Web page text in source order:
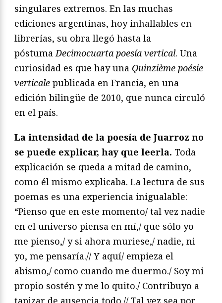
singulares extremos. En las muchas
ediciones argentinas, hoy inhallables en
librerías, su obra llegó hasta la
póstuma Decimocuarta poesía vertical. Una
curiosidad es que hay una Quinzième poésie
verticale publicada en Francia, en una
edición bilingüe de 2010, que nunca circuló
en el país.
La intensidad de la poesía de Juarroz no
se puede explicar, hay que leerla. Toda
explicación se queda a mitad de camino,
como él mismo explicaba. La lectura de sus
poemas es una experiencia inigualable:
“Pienso que en este momento/ tal vez nadie
en el universo piensa en mí,/ que sólo yo
me pienso,/ y si ahora muriese,/ nadie, ni
yo, me pensaría.// Y aquí/ empieza el
abismo,/ como cuando me duermo./ Soy mi
propio sostén y me lo quito./ Contribuyo a
tapizar de ausencia todo.// Tal vez sea por